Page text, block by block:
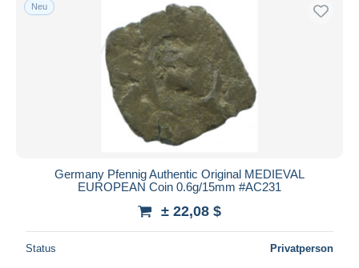
Neu
Germany Pfennig Authentic Original MEDIEVAL
EUROPEAN Coin 0.6g/15mm #AC231
± 22,08 $
Status Privatperson